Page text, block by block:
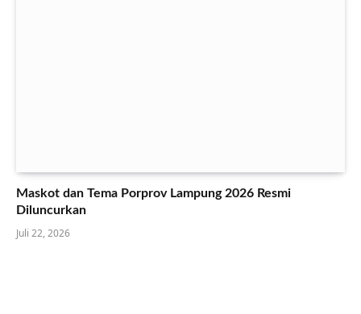
Maskot dan Tema Porprov Lampung 2026 Resmi
Diluncurkan
Juli 22, 2026